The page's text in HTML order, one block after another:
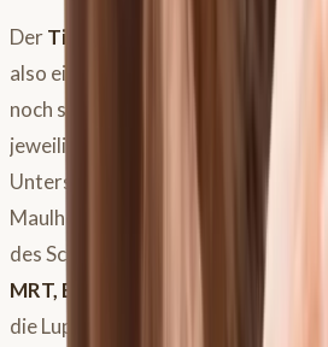
DerTierarzt führt dann einen
also eine klinische allgemeine
noch spezielle weiterführende
jeweiligen Organsysteme. Dazu
Untersuchung unter dem Reiter und
Maulhöhlen-Untersuchung, ein
des Schädels und weiterführende
MRT, Endoskopie
Röntgen.
die Lupe genommen, denn auch die